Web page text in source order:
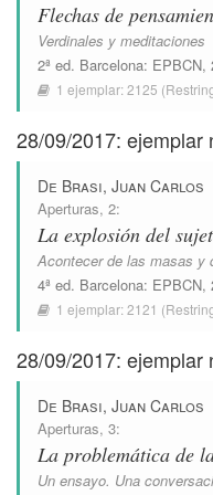
Flechas de
Verdinales y meditaciones
2ª ed. Barcelona: EPBCN,
1 ejemplar:2125
28/09/2017: ejemplar
De Brasi, Juan Carlos
Aperturas, 2:
La explosión del
Acontecer de las masas y
4ª ed. Barcelona: EPBCN,
1 ejemplar:2121
28/09/2017: ejemplar
De Brasi, Juan Carlos
Aperturas, 3:
La problemática de
Un ensayo. Una